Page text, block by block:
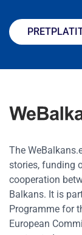
The
stories, funding
cooperation
Balkans. It is
Programme for
European